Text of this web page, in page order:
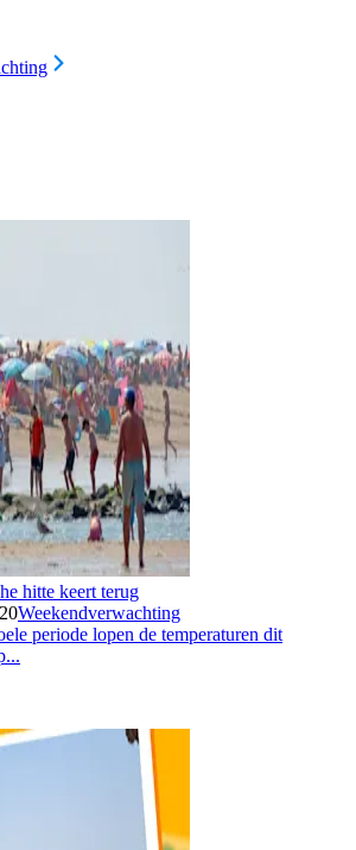
hitte keert terug
Weekendverwachting
periode lopen de temperaturen dit